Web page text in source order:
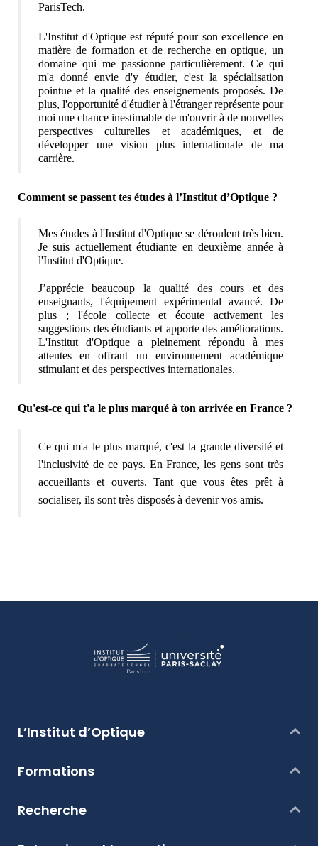
ParisTech.
L'Institut d'Optique est réputé pour son excellence en
matière de formation et de recherche en optique, un
domaine qui me passionne particulièrement. Ce qui
m'a donné envie d'y étudier, c'est la spécialisation
pointue et la qualité des enseignements proposés. De
plus, l'opportunité d'étudier à l'étranger représente pour
moi une chance inestimable de m'ouvrir à de nouvelles
perspectives culturelles et académiques, et de
développer une vision plus internationale de ma
carrière.
Comment se passent tes études à l’Institut d’Optique ?
Mes études à l'Institut d'Optique se déroulent très bien.
Je suis actuellement étudiante en deuxième année à
l'Institut d'Optique.
J’apprécie beaucoup la qualité des cours et des
enseignants, l'équipement expérimental avancé. De
plus ; l'école collecte et écoute activement les
suggestions des étudiants et apporte des améliorations.
L'Institut d'Optique a pleinement répondu à mes
attentes en offrant un environnement académique
stimulant et des perspectives internationales.
Qu'est-ce qui t'a le plus marqué à ton arrivée en France ?
Ce qui m'a le plus marqué, c'est la grande diversité et
l'inclusivité de ce pays. En France, les gens sont très
accueillants et ouverts. Tant que vous êtes prêt à
socialiser, ils sont très disposés à devenir vos amis.
L’Institut d’Optique
Formations
Recherche